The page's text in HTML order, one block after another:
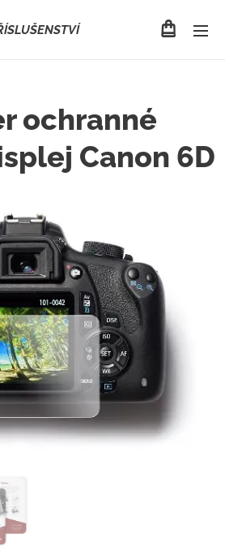
ochranné
Canon 6D